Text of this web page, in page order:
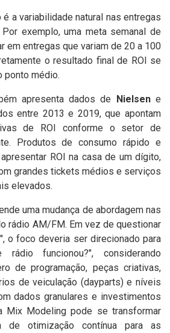
a variabilidade natural nas entregas
exemplo, uma meta semanal de
em entregas que variam de 20 a 100
o resultado final de ROI se
ponto médio.
apresenta dados de Nielsene
entre 2013 e 2019, que apontam
de ROI conforme o setor de
Produtos de consumo rápido e
ROI na casa de um dígito,
grandes tickets médios e serviços
elevados.
uma mudança de abordagem nas
rádio AM/FM. Em vez de questionar
o foco deveria ser direcionado para
funcionou?", considerando
de programação, peças criativas,
de veiculação (dayparts) e níveis
dados granulares e investimentos
Mix Modeling pode se transformar
de otimização contínua para as